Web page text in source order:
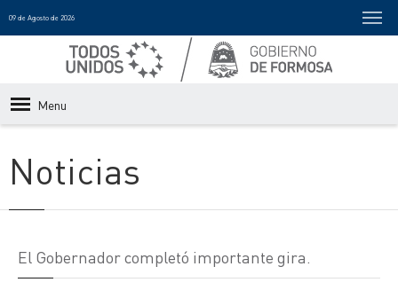
09 de Agosto de 2026
Menu
Noticias
El Gobernador completó importante gira.